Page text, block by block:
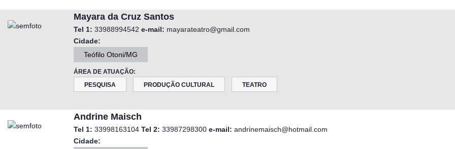
Mayara da Cruz Santos
Tel 1: 33988994542 e-mail: mayarateatro@gmail.com
Cidade:
Teófilo Otoni/MG
ÁREA DE ATUAÇÃO:
PESQUISA
PRODUÇÃO CULTURAL TEATRO
Andrine Maisch
Tel 1: 33998163104 Tel 2: 33987298300 e-mail: andrinemaisch@hotmail.com
Cidade: